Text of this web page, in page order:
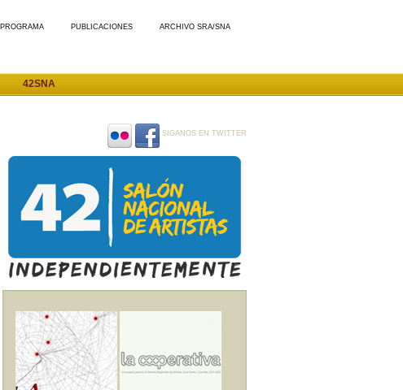
PROGRAMA PUBLICACIONES ARCHIVO SRA/SNA
42SNA
SIGANOS EN TWITTER
SIGANOS
FACEBOOK
SIGANOS
EN
FLICKR